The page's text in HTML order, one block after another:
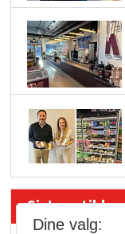
Siste artikler
Dine valg: